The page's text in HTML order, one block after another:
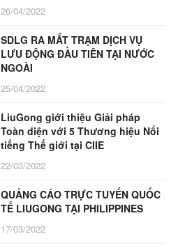
26/04/2022
SDLG RA MẮT TRẠM DỊCH VỤ
LƯU ĐỘNG ĐẦU TIÊN TẠI NƯỚC
NGOÀI
25/04/2022
LiuGong giới thiệu Giải pháp
Toàn diện với 5 Thương hiệu Nổi
tiếng Thế giới tại CIIE
22/03/2022
QUẢNG CÁO TRỰC TUYẾN QUỐC
TẾ LIUGONG TẠI PHILIPPINES
17/03/2022